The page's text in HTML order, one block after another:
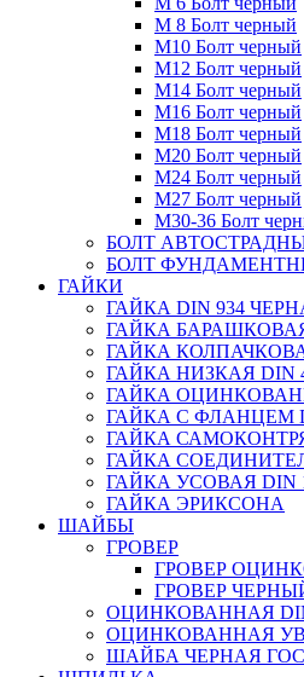
М 8 Болт черный
М10 Болт черный
М12 Болт черный
М14 Болт черный
М16 Болт черный
М18 Болт черный
М20 Болт черный
М24 Болт черный
М27 Болт черный
М30-36 Болт
БОЛТ
БОЛТ
ГАЙКИ
ГАЙКА DIN 934
ГАЙКА БАРАШКОВАЯ
ГАЙКА
ГАЙКА НИЗКАЯ DIN
ГАЙКА
ГАЙКА С ФЛАНЦЕМ
ГАЙКА
ГАЙКА
ГАЙКА УСОВАЯ DIN
ГАЙКА ЭРИКСОНА
ШАЙБЫ
ГРОВЕР
ГРОВЕР
ГРОВЕР
ОЦИНКОВАННАЯ
ОЦИНКОВАННАЯ
ШАЙБА ЧЕРНАЯ ГОСТ